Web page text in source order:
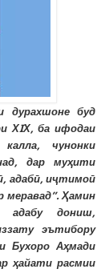
дурахшоне буд
ХIХ, ба ифодаи
чунонки
дар муҳити
адабӣ, иҷтимоӣ
меравад”. Ҳамин
адабу дониш,
эътибору
Бухоро Аҳмади
ҳайати расмии